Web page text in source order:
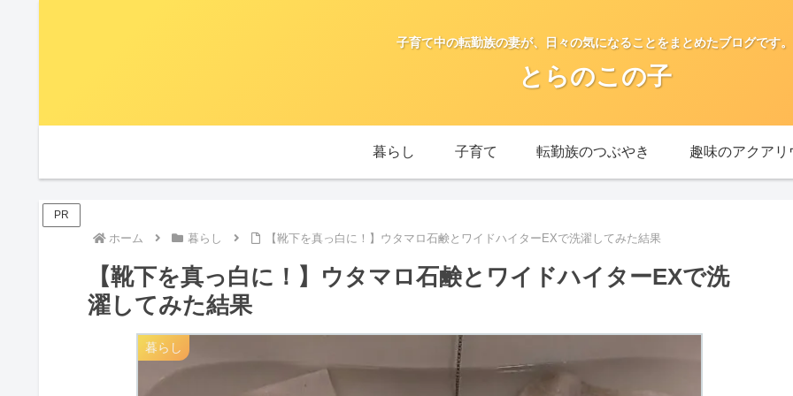
子育て中の転勤族の妻が、日々の気になることをまとめたブログです。
とらのこの子
暮らし 子育て 転勤族のつぶやき 趣味のアクアリ
PR
ホーム 暮らし 【靴下を真っ白に！】ウタマロ石鹸とワイドハイターEXで洗濯してみた結果
【靴下を真っ白に！】ウタマロ石鹸とワイドハイターEXで洗
濯してみた結果
暮らし